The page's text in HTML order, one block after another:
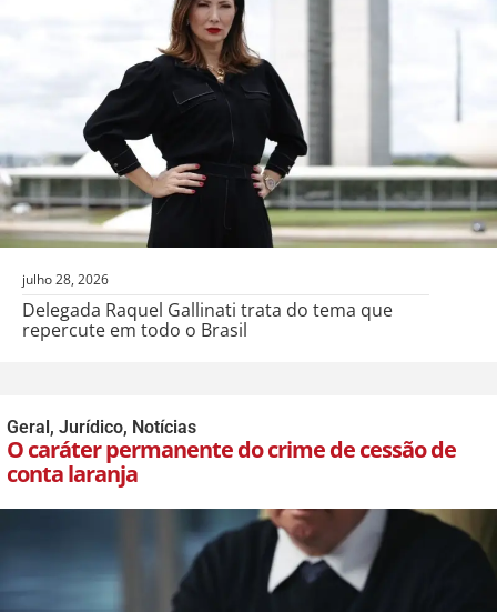
julho 28, 2026
Delegada Raquel Gallinati trata do tema que
repercute em todo o Brasil
Geral, Jurídico, Notícias
O caráter permanente do crime de cessão de
conta laranja